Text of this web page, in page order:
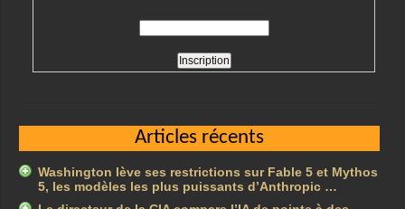
Articles récents
Washington lève ses restrictions sur Fable 5 et Mythos
5, les modèles les plus puissants d’Anthropic …